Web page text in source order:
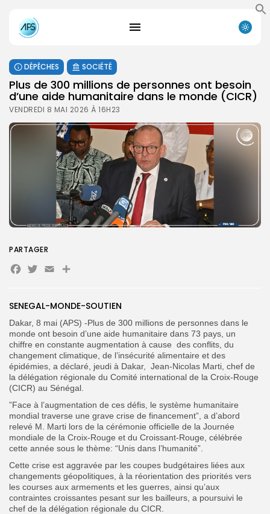
Search
for:
Button
FR
DÉPÊCHES SOCIÉTÉ
Plus de 300 millions de personnes ont besoin
d’une aide humanitaire dans le monde (CICR)
VENDREDI 8 MAI 2026 À 16H23
SENEGAL-MONDE-SOUTIEN
Dakar, 8 mai (APS) -Plus de 300 millions de personnes dans le
monde ont besoin d’une aide humanitaire dans 73 pays, un
chiffre en constante augmentation à cause des conflits, du
changement climatique, de l’insécurité alimentaire et des
épidémies, a déclaré, jeudi à Dakar, Jean-Nicolas Marti, chef de
la délégation régionale du Comité international de la Croix-Rouge
(CICR) au Sénégal.
”Face à l’augmentation de ces défis, le système humanitaire
mondial traverse une grave crise de financement”, a d’abord
relevé M. Marti lors de la cérémonie officielle de la Journée
mondiale de la Croix-Rouge et du Croissant-Rouge, célébrée
cette année sous le thème: “Unis dans l’humanité”.
Cette crise est aggravée par les coupes budgétaires liées aux
changements géopolitiques, à la réorientation des priorités vers
les courses aux armements et les guerres, ainsi qu’aux
contraintes croissantes pesant sur les bailleurs, a poursuivi le
chef de la délégation régionale du CICR.
PARTAGER
Facebook
Twitter
EmailPartager